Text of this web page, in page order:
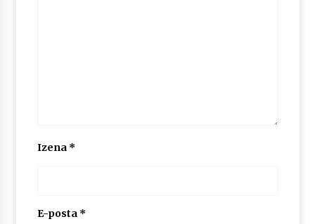
Izena *
E-posta *